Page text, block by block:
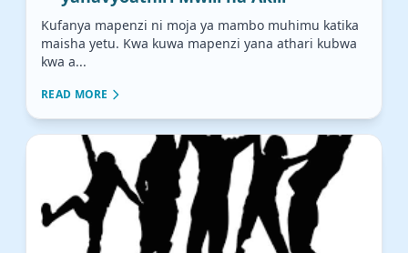
Kufanya mapenzi ni moja ya mambo muhimu katika
maisha yetu. Kwa kuwa mapenzi yana athari kubwa
kwa a...
READ MORE